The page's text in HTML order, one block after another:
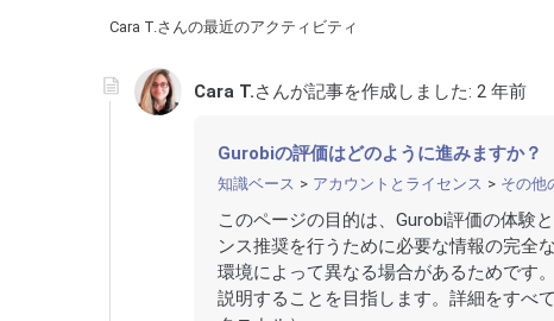
Cara T.さんの最近のアクティビティ
Cara T.さんが記事を作成しました: 2 年前
Gurobiの評価はどのように進みますか？
知識ベース アカウントとライセンス その他
このページの目的は、Gurobi評価の体験
ンス推奨を行うために必要な情報の完全
環境によって異なる場合があるためです
説明することを目指します。詳細をすべ